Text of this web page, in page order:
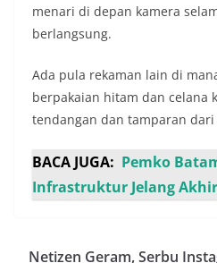
menari di depan kamera
berlangsung.
Ada pula rekaman lain di
berpakaian hitam dan celana
tendangan dan tamparan
BACA JUGA: Pemko
Infrastruktur Jelang
Netizen Geram, Serbu